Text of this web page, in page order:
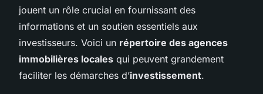
jouent un rôle crucial en fournissant des
informations et un soutien essentiels aux
investisseurs. Voici un répertoire des agences
immobilières locales qui peuvent grandement
faciliter les démarches d’investissement.